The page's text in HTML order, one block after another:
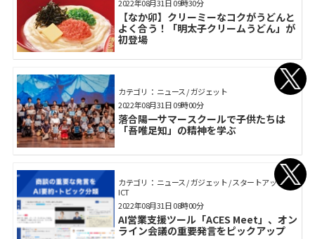
【なか卯】クリーミーなコクがうどんと
よく合う！「明太子クリームうどん」が
初登場
2022年08月31日 09時30分
カテゴリ： ニュース / ガジェット
落合陽一サマースクールで子供たちは
「吾唯足知」の精神を学ぶ
2022年08月31日 09時00分
カテゴリ： ニュース / ガジェット / スタートアップ /
ICT
AI営業支援ツール「ACES Meet」、オン
ライン会議の重要発言をピックアップ
2022年08月31日 08時00分